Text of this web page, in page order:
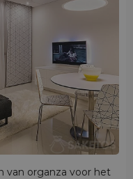
van organza voor het